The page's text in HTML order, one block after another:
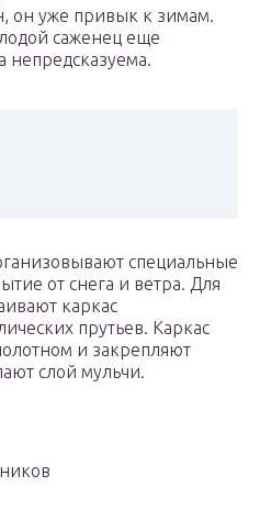
он уже привык к зимам.
саженец еще
непредсказуема.
специальные
от снега и ветра. Для
каркас
прутьев. Каркас
и закрепляют
слой мульчи.